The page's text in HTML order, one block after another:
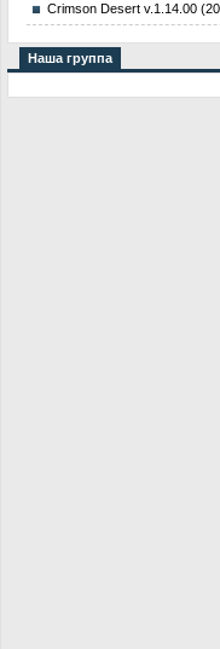
Crimson Desert v.1.14.00
Наша группа